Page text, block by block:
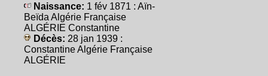
Naissance: 1 fév 1871 : Aïn-
Beïda Algérie Française
ALGÉRIE Constantine
Décès: 28 jan 1939 :
Constantine Algérie Française
ALGÉRIE